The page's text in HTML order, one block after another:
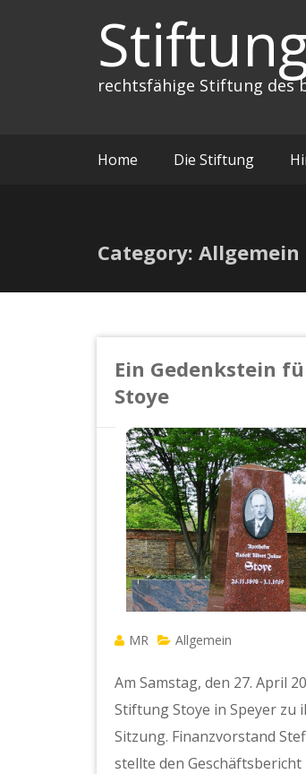
rechtsfähige Stiftung des
Home Die Stiftung
Category: Allgemein
Ein Gedenkstein
Stoye
MR Allgemein
Am Samstag, den 27. April
Stiftung Stoye in Speyer zu
Sitzung. Finanzvorstand
stellte den Geschäftsbericht